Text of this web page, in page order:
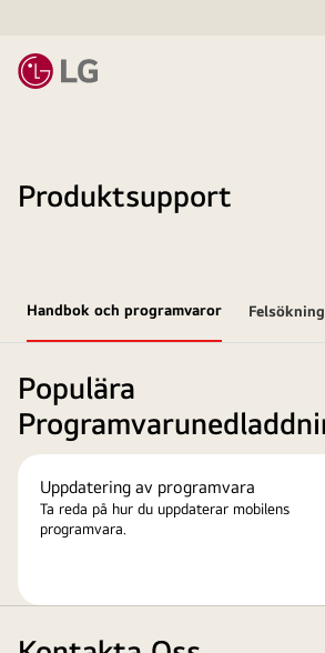
Produktsupport
Handbok och programvaror Felsökning
Populära
Uppdatering av programvara
Ta reda på hur du uppdaterar mobilens
programvara.